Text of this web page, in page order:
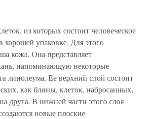
из которых состоит человеческое
хорошей упаковке. Для этого
кожа. Она представляет
напоминающую некоторые
линолеума. Ее верхний слой состоит
как блины, клеток, набросанных,
друга. В нижней части этого слоя
новые плоские